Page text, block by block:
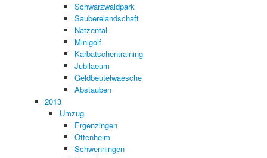
Schwarzwaldpark
Sauberelandschaft
Natzental
Minigolf
Karbatschentraining
Jubilaeum
Geldbeutelwaesche
Abstauben
2013
Umzug
Ergenzingen
Ottenheim
Schwenningen